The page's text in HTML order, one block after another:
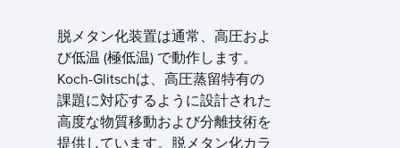
脱メタン化装置は通常、高圧およ
び低温 (極低温) で動作します。
Koch-Glitschは、高圧蒸留特有の
課題に対応するように設計された
高度な物質移動および分離技術を
提供しています。脱メタン化カラ